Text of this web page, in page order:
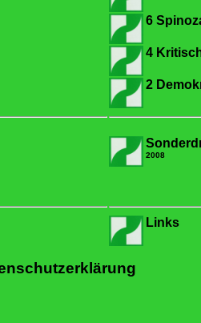
6
4
2
2008
Links